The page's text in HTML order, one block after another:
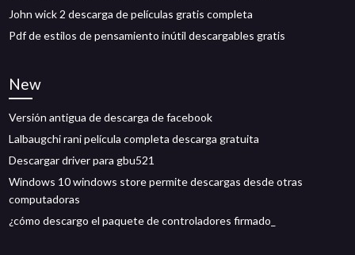
John wick 2 descarga de películas gratis completa
Pdf de estilos de pensamiento inútil descargables gratis
New
Versión antigua de descarga de facebook
Lalbaugchi rani película completa descarga gratuita
Descargar driver para gbu521
Windows 10 windows store permite descargas desde otras
computadoras
¿cómo descargo el paquete de controladores firmado_